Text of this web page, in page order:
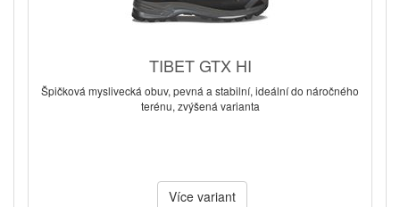
TIBET GTX HI
Špičková myslivecká obuv, pevná a stabilní, ideální do náročného
terénu, zvýšená varianta
Více variant